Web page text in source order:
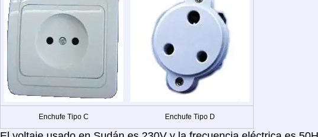
Enchufe Tipo C Enchufe Tipo D